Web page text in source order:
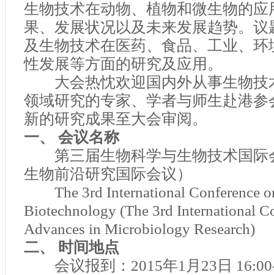
生物技术在动物、植物和微生物的应
果、发展状况以及未来发展趋势。
及生物技术在医药、食品、工业、
性发展等方面的研究及应用。
大会热忱欢迎国内外从事生物技
领域研究的专家、学者与师生赴港
新的研究成果至大会审阅。
一、 会议名称
第三届生物科学与生物技术国际
生物前沿研究国际会议）
The 3rd International Conference
Biotechnology (The 3rd International
Advances in Microbiology Research)
二、 时间地点
会议报到： 2015年1 月 23 日